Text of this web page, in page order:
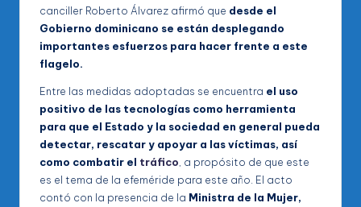
canciller Roberto Álvarez afirmó que desde el
Gobierno dominicano se están desplegando
importantes esfuerzos para hacer frente a este
flagelo.
Entre las medidas adoptadas se encuentra el uso
positivo de las tecnologías como herramienta
para que el Estado y la sociedad en general pueda
detectar, rescatar y apoyar a las víctimas, así
como combatir el tráfico , a propósito de que este
es el tema de la efeméride para este año. El acto
contó con la presencia de la Ministra de la Mujer,